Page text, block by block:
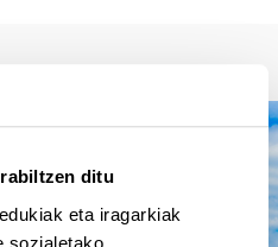
ditu
eta iragarkiak
sozialetako